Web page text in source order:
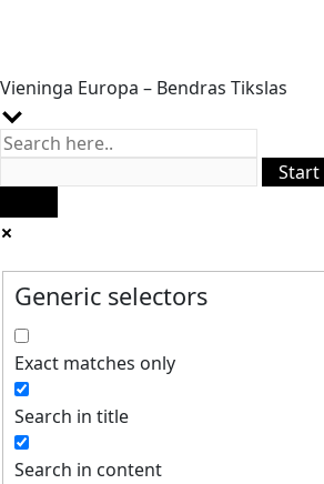
Vieninga Europa – Bendras Tikslas
Generic selectors
Exact matches only
Search in title
Search in content